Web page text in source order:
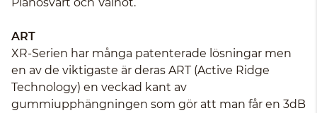
ART
XR-Serien har många patenterade lösningar men
en av de viktigaste är deras ART (Active Ridge
Technology) en veckad kant av
gummiupphängningen som gör att man får en 3dB